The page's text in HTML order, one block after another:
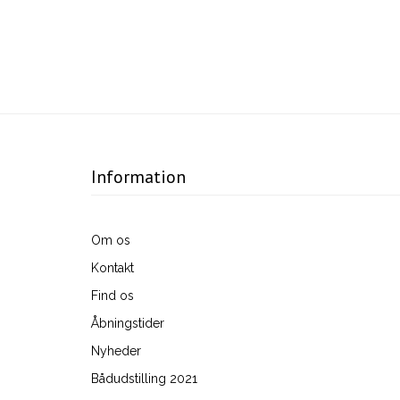
Information
Om os
Kontakt
Find os
Åbningstider
Nyheder
Bådudstilling 2021